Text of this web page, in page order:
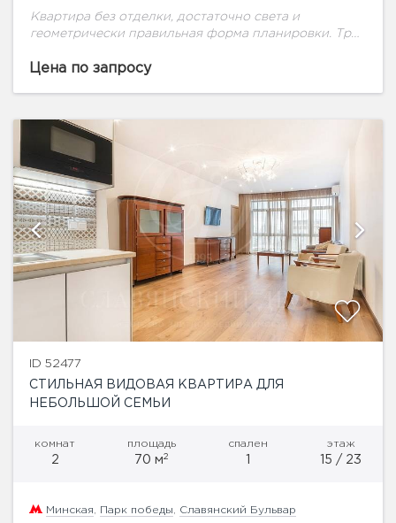
Квартира без отделки, достаточно света и
геометрически правильная форма планировки. Три
стороны, три лоджии. Можно спланировать: 3-4
Цена по запросу
ID 52477
СТИЛЬНАЯ ВИДОВАЯ КВАРТИРА ДЛЯ
НЕБОЛЬШОЙ СЕМЬИ
комнат
2
площадь
70 м2
спален
1
этаж
15 / 23
Минская Парк победы Славянский Бульвар